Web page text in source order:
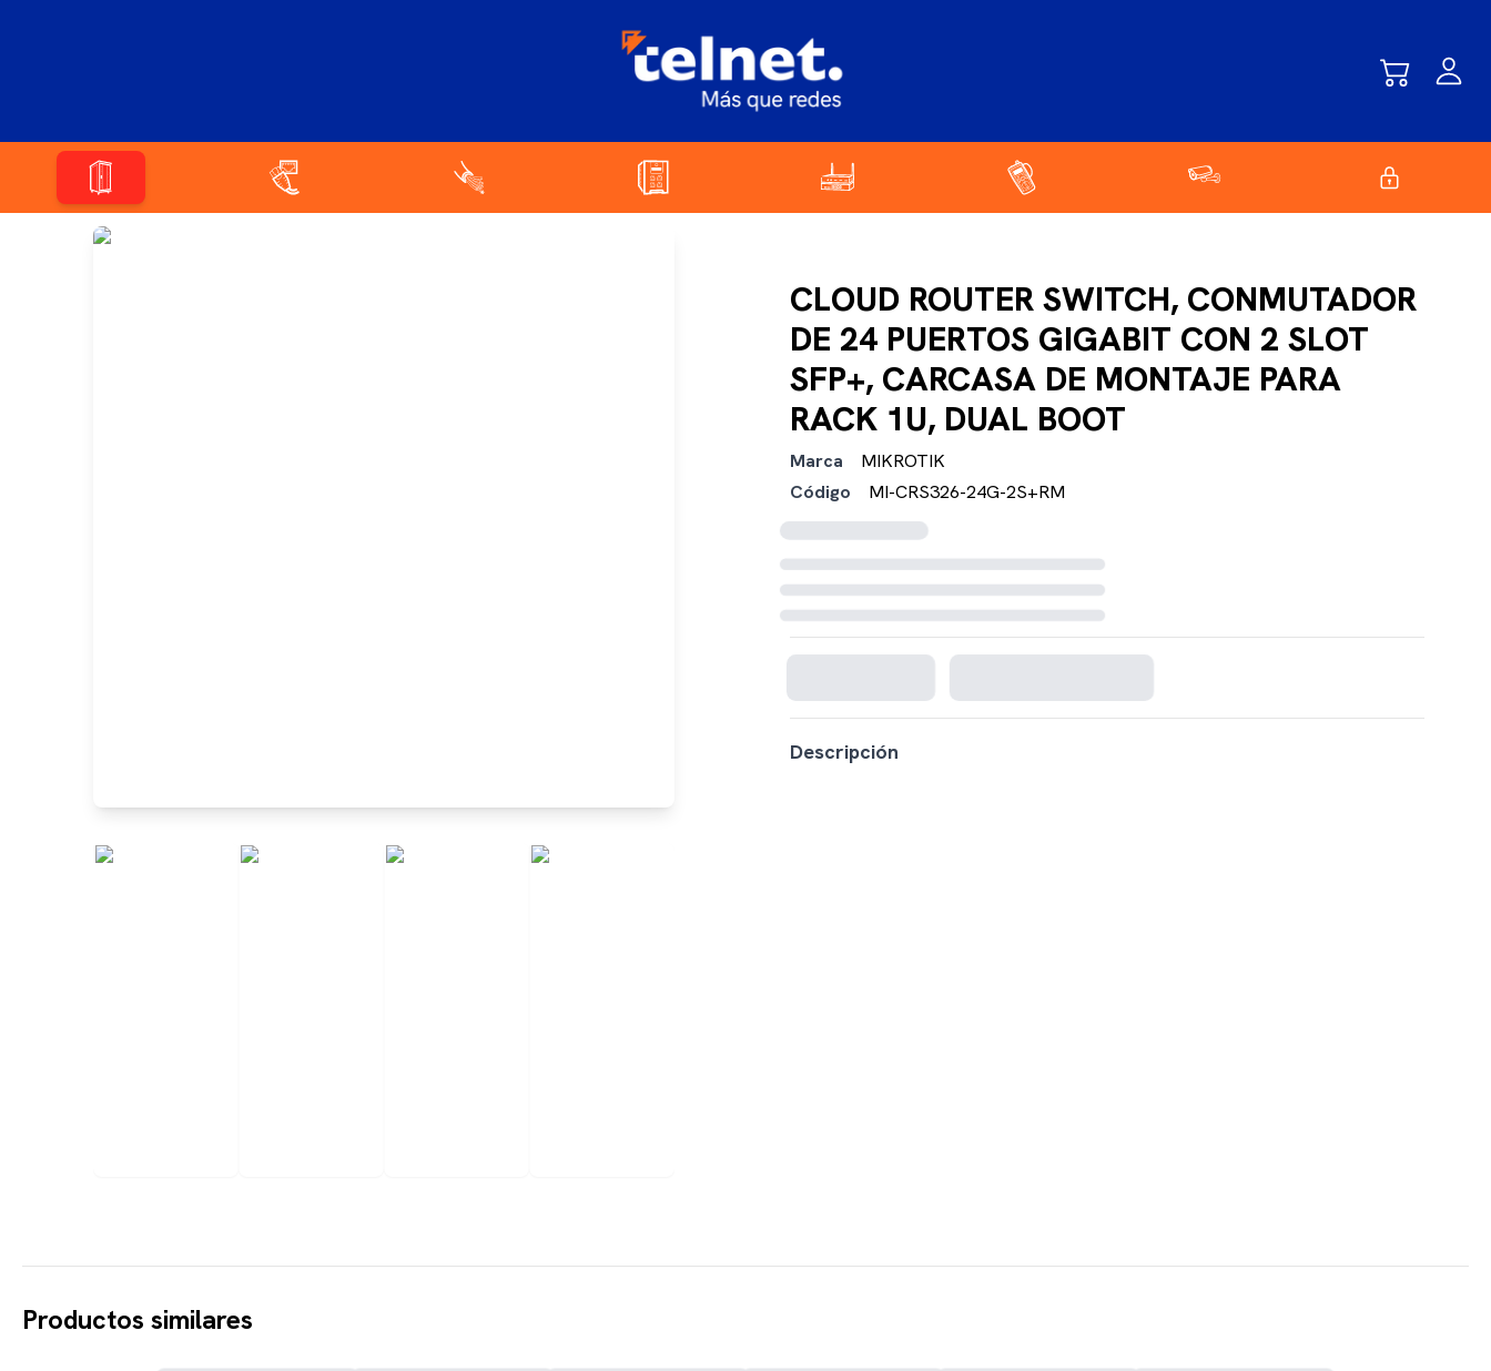
CLOUD ROUTER SWITCH, CONMUTADOR
DE 24 PUERTOS GIGABIT CON 2 SLOT
SFP+, CARCASA DE MONTAJE PARA
RACK 1U, DUAL BOOT
Marca
MIKROTIK
Código
MI-CRS326-24G-2S+RM
Cargando disponibilidad...
Descripción
Productos similares